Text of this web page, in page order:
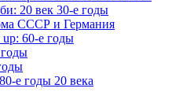
20 век 30-е годы
СССР и Германия
60-е годы
е годы 20 века